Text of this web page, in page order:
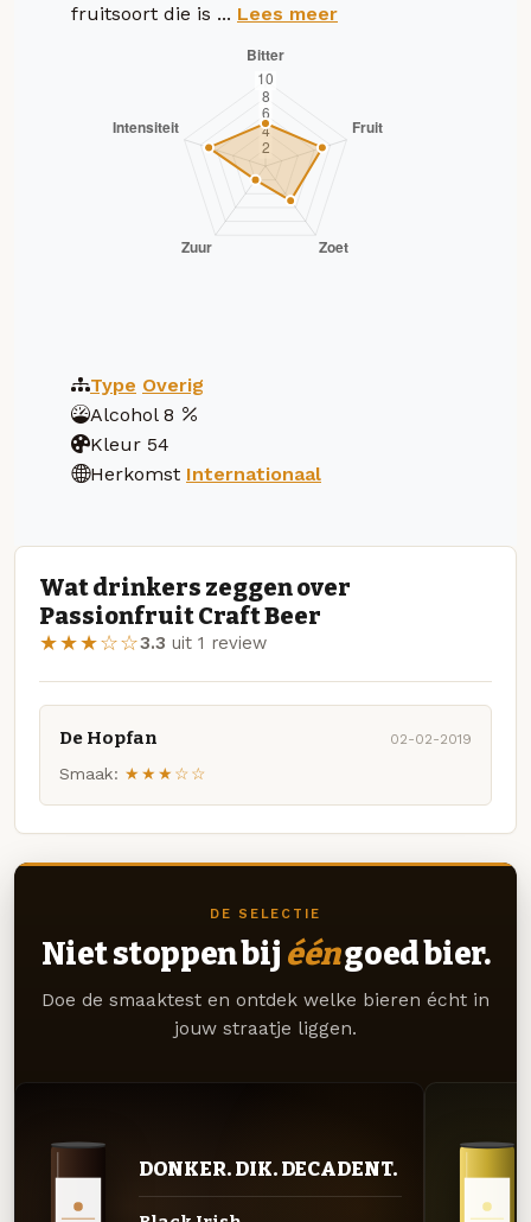
fruitsoort die is ... Lees meer
Type Overig
Alcohol 8
Kleur 54
Herkomst Internationaal
Wat drinkers zeggen over
Passionfruit Craft Beer
★★★☆☆3.3 uit 1 review
De Hopfan 02-02-2019
Smaak: ★★★☆☆
DE SELECTIE
Niet stoppen bij ééngoed bier.
Doe de smaaktest en ontdek welke bieren écht in
jouw straatje liggen.
DONKER. DIK. DECADENT.